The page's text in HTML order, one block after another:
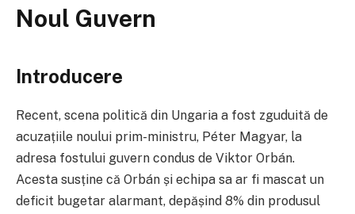
Noul Guvern
Introducere
Recent, scena politică din Ungaria a fost zguduită de
acuzațiile noului prim-ministru, Péter Magyar, la
adresa fostului guvern condus de Viktor Orbán.
Acesta susține că Orbán și echipa sa ar fi mascat un
deficit bugetar alarmant, depășind 8% din produsul